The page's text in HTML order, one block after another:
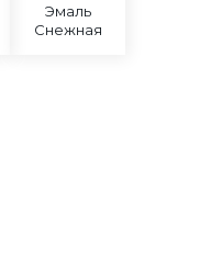
Эмаль
Снежная